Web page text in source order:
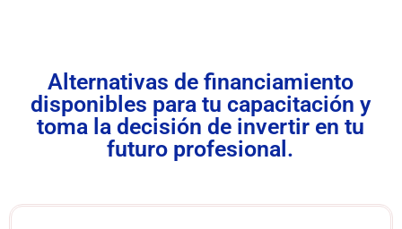
Alternativas de financiamiento
disponibles para tu capacitación y
toma la decisión de invertir en tu
futuro profesional.